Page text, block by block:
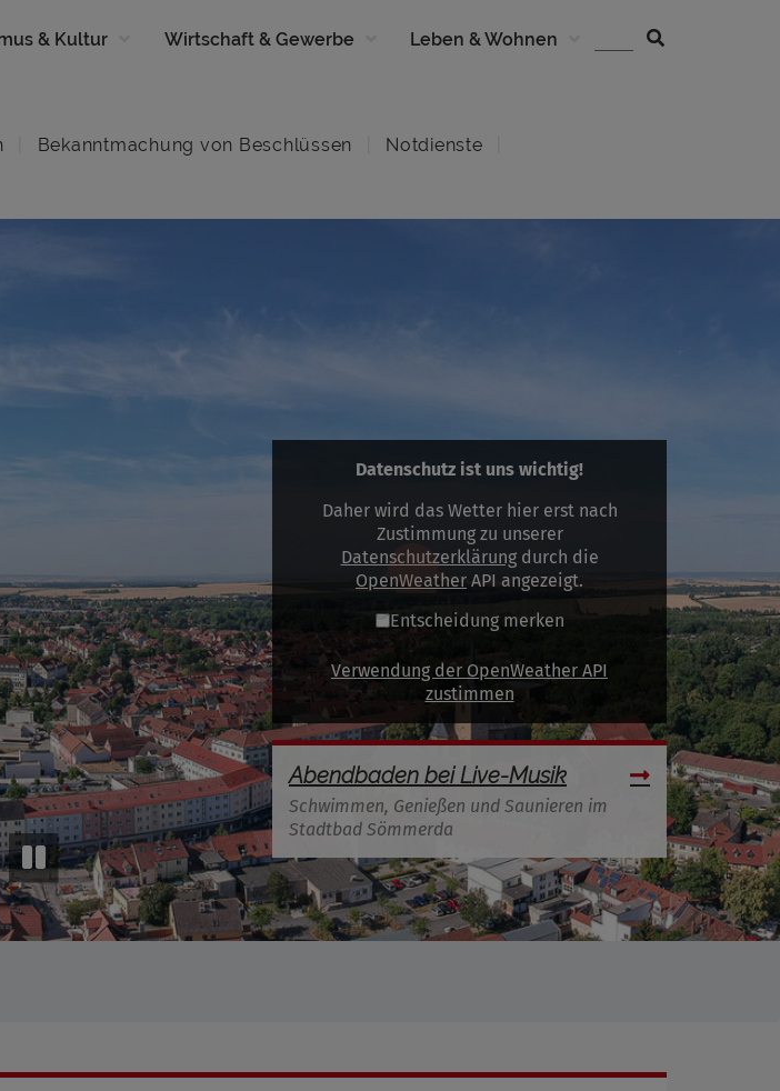
& Kultur Wirtschaft & Gewerbe Leben & Wohnen
Bekanntmachung von Beschlüssen
Notdienste
Datenschutz ist uns wichtig!
Daher wird das Wetter hier erst nach
Zustimmung zu unserer
Datenschutzerklärungdurch die
OpenWeather API angezeigt.
Entscheidung merken
Verwendung der OpenWeather API
zustimmen
Abendbaden bei Live-Musik
Schwimmen, Genießen und Saunieren im
Stadtbad Sömmerda